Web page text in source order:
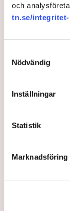
och
tn.se/
Nödvändig
Inställningar
Statistik
Marknadsföring
I det
förstås svårt
50–100 år,
bolagen att
som
280 miljarder.
”Nu är